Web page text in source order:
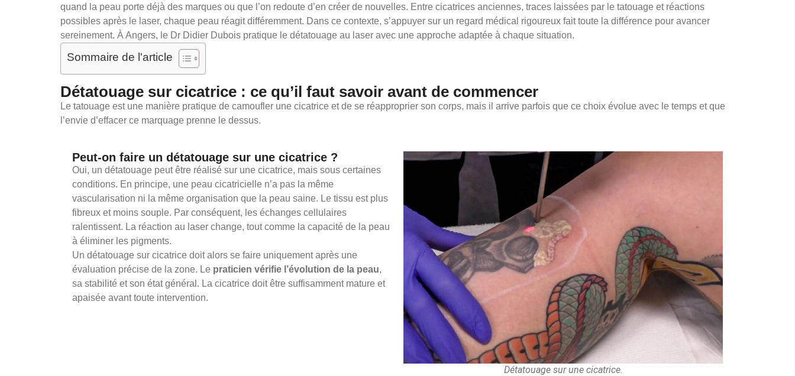
quand la peau porte déjà des marques ou que l’on redoute d’en créer de nouvelles. Entre cicatrices anciennes, traces laissées par le tatouage et réactions
possibles après le laser, chaque peau réagit différemment. Dans ce contexte, s’appuyer sur un regard médical rigoureux fait toute la différence pour avancer
sereinement. À Angers, le Dr Didier Dubois pratique le détatouage au laser avec une approche adaptée à chaque situation.
Sommaire de l'article
Détatouage sur cicatrice : ce qu’il faut savoir avant de commencer
Le tatouage est une manière pratique de camoufler une cicatrice et de se réapproprier son corps, mais il arrive parfois que ce choix évolue avec le temps et que
l’envie d’effacer ce marquage prenne le dessus.
Peut-on faire un détatouage sur une cicatrice ?
Oui, un détatouage peut être réalisé sur une cicatrice, mais sous certaines
conditions. En principe, une peau cicatricielle n’a pas la même
vascularisation ni la même organisation que la peau saine. Le tissu est plus
fibreux et moins souple. Par conséquent, les échanges cellulaires
ralentissent. La réaction au laser change, tout comme la capacité de la peau
à éliminer les pigments.
Un détatouage sur cicatrice doit alors se faire uniquement après une
évaluation précise de la zone. Le praticien vérifie l’évolution de la peau,
sa stabilité et son état général. La cicatrice doit être suffisamment mature et
apaisée avant toute intervention.
Détatouage sur une cicatrice.